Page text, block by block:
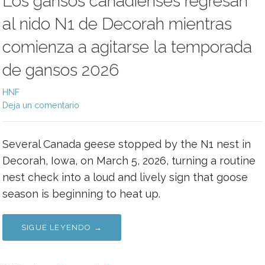
al nido N1 de Decorah mientras
comienza a agitarse la temporada
de gansos 2026
HNF
Deja un comentario
Several Canada geese stopped by the N1 nest in
Decorah, Iowa, on March 5, 2026, turning a routine
nest check into a loud and lively sign that goose
season is beginning to heat up.
SIGUE LEYENDO →